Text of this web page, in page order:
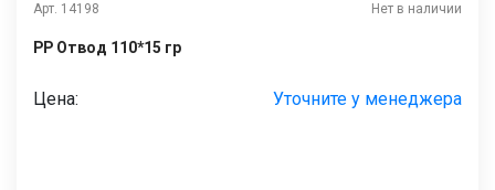
Арт. 14198 Нет в наличии
РР Отвод 110*15 гр
Цена: Уточните у менеджера